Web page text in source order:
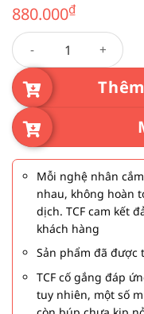
880.000₫
Bó hoa chia buồn số
Mỗi nghệ nhân
nhau, không hoàn
dịch. TCF cam kết
khách hàng
Sản phẩm đã
TCF cố gắng đáp
tuy nhiên, một số